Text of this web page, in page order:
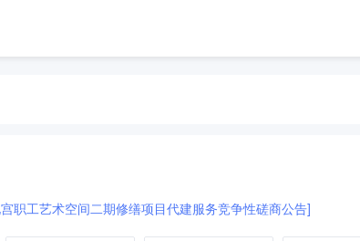
职工艺术空间二期修缮项目代建服务竞争性磋商公告]